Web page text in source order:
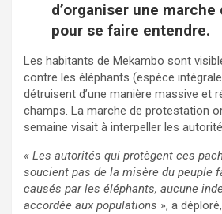
d’organiser une
pour se faire entendre.
Les habitants de Mekambo sont
contre les éléphants (espèce
détruisent d’une manière massive et
champs. La marche de protestation
semaine visait à interpeller les
« Les autorités qui protègent ces
soucient pas de la misère du peuple
causés par les éléphants, aucune
accordée aux populations », a